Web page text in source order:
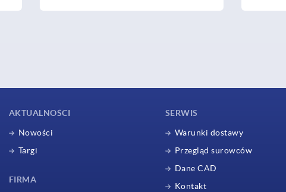
AKTUALNOŚCI
Nowości
Targi
FIRMA
SERWIS
Warunki dostawy
Przegląd surowców
Dane CAD
Kontakt